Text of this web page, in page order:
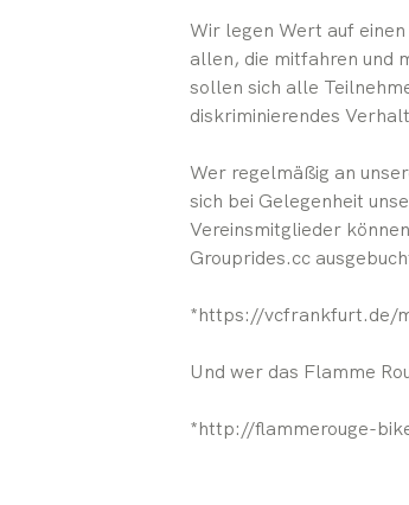
Wir legen Wert auf
allen, die mitfahren und
sollen sich alle
diskriminierendes
Wer regelmäßig an
sich bei Gelegenheit
Vereinsmitglieder
Grouprides.cc
*https://vcfrankfurt.de/
Und wer das Flamme
*http://flammerouge-